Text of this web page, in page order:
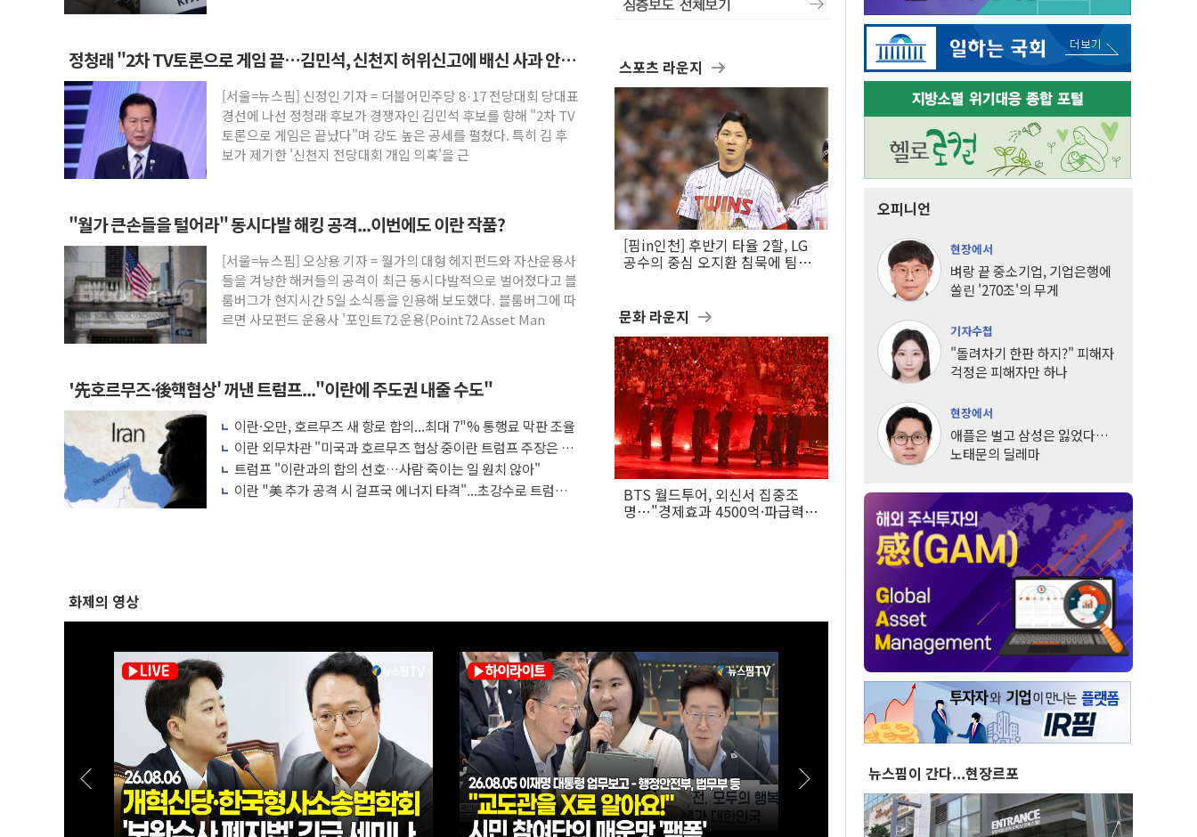
정청래 "2차 TV토론으로 게임 끝…김민석, 신천지 허위신고에 배신 사과 안
해"
[서울=뉴스핌] 신정인 기자 = 더불어민주당 8·17 전당대회 당대표
경선에 나선 정청래 후보가 경쟁자인 김민석 후보를 향해 "2차 TV
토론으로 게임은 끝났다"며 강도 높은 공세를 펼쳤다. 특히 김 후
보가 제기한 '신천지 전당대회 개입 의혹'을 근
"월가 큰손들을 털어라" 동시다발 해킹 공격...이번에도 이란 작품?
[서울=뉴스핌] 오상용 기자 = 월가의 대형 헤지펀드와 자산운용사
들을 겨냥한 해커들의 공격이 최근 동시다발적으로 벌어졌다고 블
룸버그가 현지시간 5일 소식통을 인용해 보도했다. 블룸버그에 따
르면 사모펀드 운용사 '포인트72 운용(Point72 Asset Man
'先호르무즈·後핵협상' 꺼낸 트럼프..."이란에 주도권 내줄 수도"
이란·오만, 호르무즈 새 항로 합의...최대 7"% 통행료 막판 조율
이란 외무차관 "미국과 호르무즈 협상 중이란 트럼프 주장은 거
짓"
트럼프 "이란과의 합의 선호…사람 죽이는 일 원치 않아"
이란 "美 추가 공격 시 걸프국 에너지 타격"...초강수로 트럼프
스포츠 라운지
[핌in인천] 후반기 타율 2할, LG
공수의 중심 오지환 침묵에 팀도
문화 라운지
BTS 월드투어, 외신서 집중조
명…"경제효과 4500억·파급력
화제의 영상
오피니언
현장에서
벼랑 끝 중소기업, 기업은행에
쏠린 '270조'의 무게
기자수첩
"돌려차기 한판 하지?" 피해자
걱정은 피해자만 하나
현장에서
애플은 벌고 삼성은 잃었다…
노태문의 딜레마
뉴스핌이 간다...현장르포